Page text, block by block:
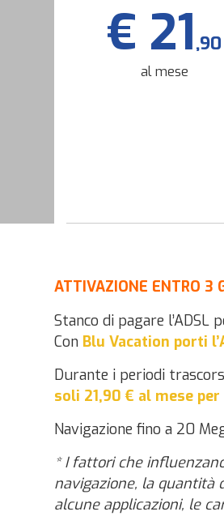
€ 21,90
al mese
ATTIVAZIONE ENTRO 3
Stanco di pagare l’ADSL
Con Blu Vacation porti
Durante i periodi
soli 21,90 € al mese
Navigazione fino a 20
* I fattori che
navigazione, la quantità
alcune applicazioni, le